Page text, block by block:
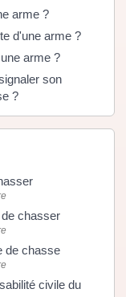
arme ?
d'une arme ?
arme ?
son
?
chasser
de chasse
civile du